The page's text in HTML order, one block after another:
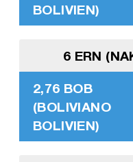
BOLIVIEN)
6 ERN
2,76 BOB
(BOLIVIANO
BOLIVIEN)